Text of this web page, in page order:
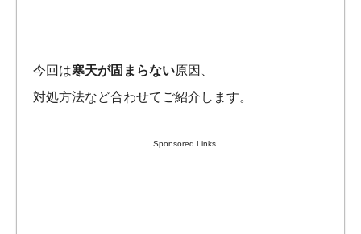
今回は寒天が固まらない原因、
対処方法など合わせてご紹介します。
Sponsored Links